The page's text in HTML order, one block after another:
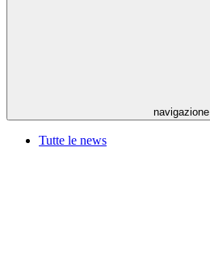
navigazione
Tutte le news